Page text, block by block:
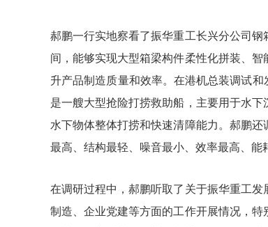
郝鹏一行实地察看了振华重工长兴分公司
间，能够实现大型箱梁构件柔性化拼装、
升产品制造质量和效率。在港机总装调试
是一艘大型抢险打捞救助船，主要用于水
水下物体整体打捞和快速清障能力。郝鹏
最高、结构最轻、噪音最小、效率最高、能
在调研过程中，郝鹏听取了关于振华重工
制造、企业党建等方面的工作开展情况，